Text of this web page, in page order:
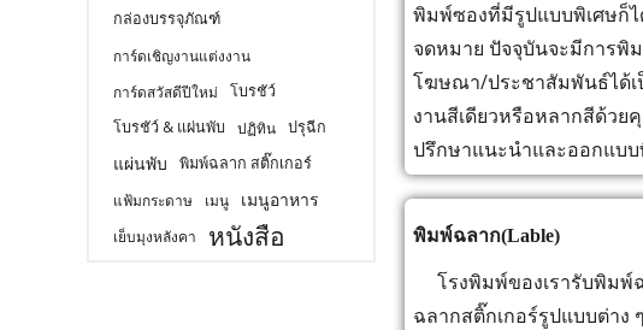
พิมพ์ซองที่มีรูปแบบพิเศษก็
จดหมาย ปัจจุบันจะมีการพิ
โฆษณา/ประชาสัมพันธ์ได้เ
งานสีเดียวหรือหลากสีด้ว
ปรึกษาแนะนำและออกแบ
พิมพ์ฉลาก(Lable)
โรงพิมพ์ของเรารับพิมพ์
ฉลากสติ๊กเกอร์รูปแบบต่า
กล่องบรรจุภัณฑ์
การ์ดเชิญงานแต่งงาน
การ์ดสวัสดีปีใหม่
โบรชัว์
โบรชัว์ & แผ่นพับ
ปฏิทิน ปรุฉีก
แผ่นพับ พิมพ์ฉลาก สติ๊กเกอร์
แฟ้มกระดาษ เมนู เมนูอาหาร
เย็บมุงหลังคา หนังสือ